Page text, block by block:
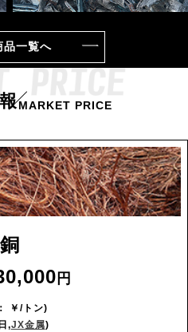
品一覧へ
MARKET PRICE
銅
￥/トン)
,JX金属)